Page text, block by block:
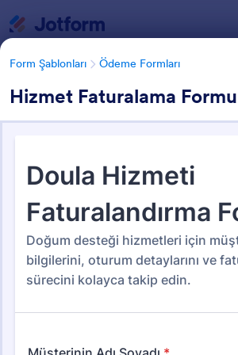
Form Şablonları Ödeme Formları
Hizmet Faturalama Formu
Form Şablonları Ödeme Formları
Ödeme Formları
Form Şablonu Kategorileri